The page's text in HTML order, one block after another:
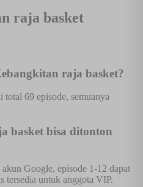
raja basket
raja basket?
69 episode, semuanya
basket bisa ditonton
Google, episode 1-12 dapat
tersedia untuk anggota VIP.